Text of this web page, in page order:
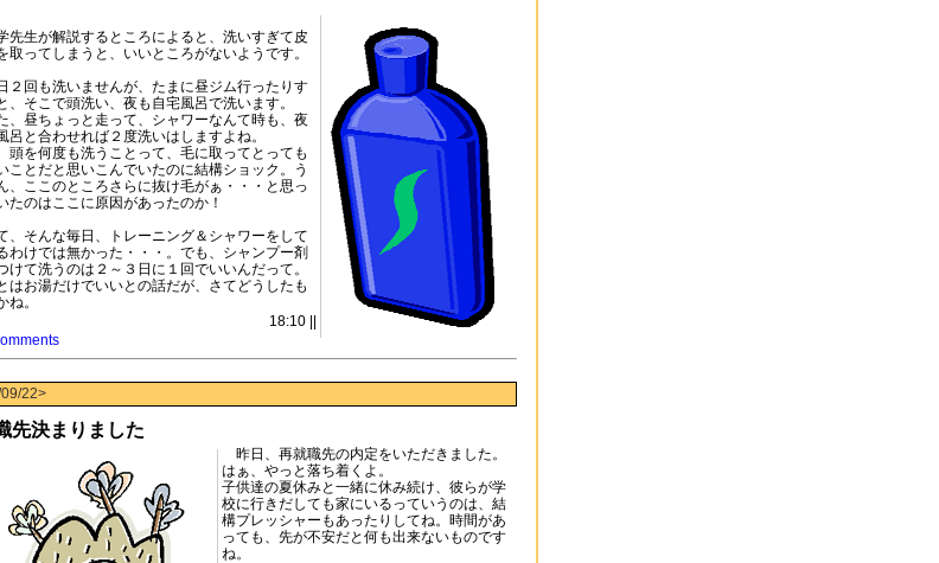
先生が解説するところによると、洗いすぎて皮
取ってしまうと、いいところがないようです。
２回も洗いませんが、たまに昼ジム行ったりす
、そこで頭洗い、夜も自宅風呂で洗います。
、昼ちょっと走って、シャワーなんて時も、夜
呂と合わせれば２度洗いはしますよね。
頭を何度も洗うことって、毛に取ってとっても
ことだと思いこんでいたのに結構ショック。う
、ここのところさらに抜け毛がぁ・・・と思っ
たのはここに原因があったのか！
、そんな毎日、トレーニング＆シャワーをして
わけでは無かった・・・。でも、シャンプー剤
けて洗うのは２～３日に１回でいいんだって。
はお湯だけでいいとの話だが、さてどうしたも
ね。
18:10 ||
22>
先決まりました
昨日、再就職先の内定をいただきました。
はぁ、やっと落ち着くよ。
子供達の夏休みと一緒に休み続け、彼らが学
校に行きだしても家にいるっていうのは、結
構プレッシャーもあったりしてね。時間があ
っても、先が不安だと何も出来ないものです
ね。